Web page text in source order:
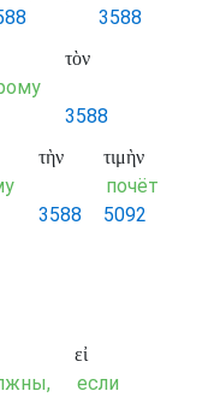
3588
τὸν
3588
τὴν
3588
τιμὴν
почёт
5092
εἰ
если